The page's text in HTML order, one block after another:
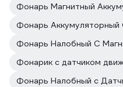
Фонарь Магнитный
Фонарь Аккумуляторный
Фонарь Налобный С
Фонарик с датчиком
Фонарь Налобный с